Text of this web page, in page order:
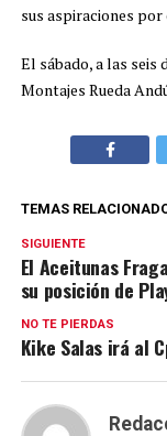
sus aspiraciones
El sábado, a las seis
Montajes Rueda
TEMAS
SIGUIENTE
El Aceitunas
su posición de
NO TE PIERDAS
Kike Salas irá al